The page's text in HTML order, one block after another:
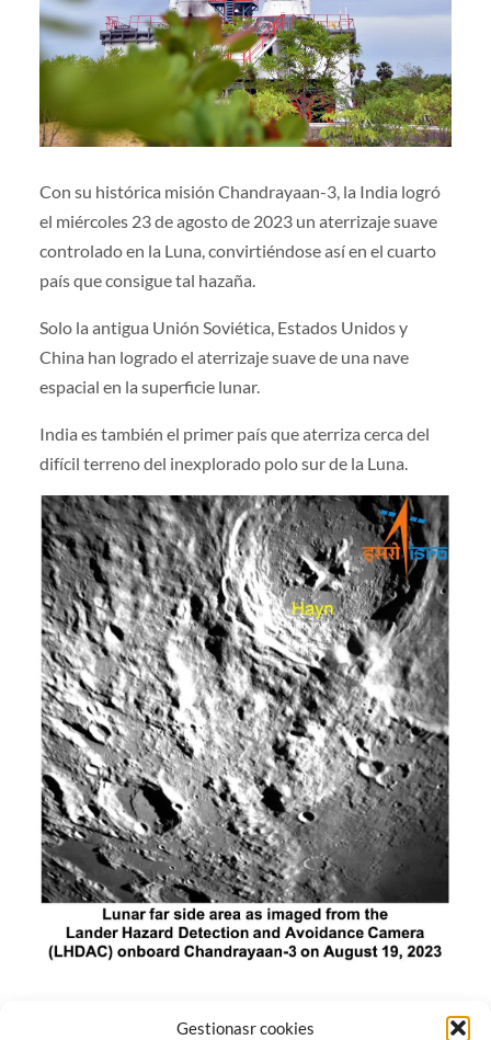
Gestionasr cookies
Con su histórica misión Chandrayaan-3, la India logró
el miércoles 23 de agosto de 2023 un aterrizaje suave
controlado en la Luna, convirtiéndose así en el cuarto
país que consigue tal hazaña.
Solo la antigua Unión Soviética, Estados Unidos y
China han logrado el aterrizaje suave de una nave
espacial en la superficie lunar.
India es también el primer país que aterriza cerca del
difícil terreno del inexplorado polo sur de la Luna.